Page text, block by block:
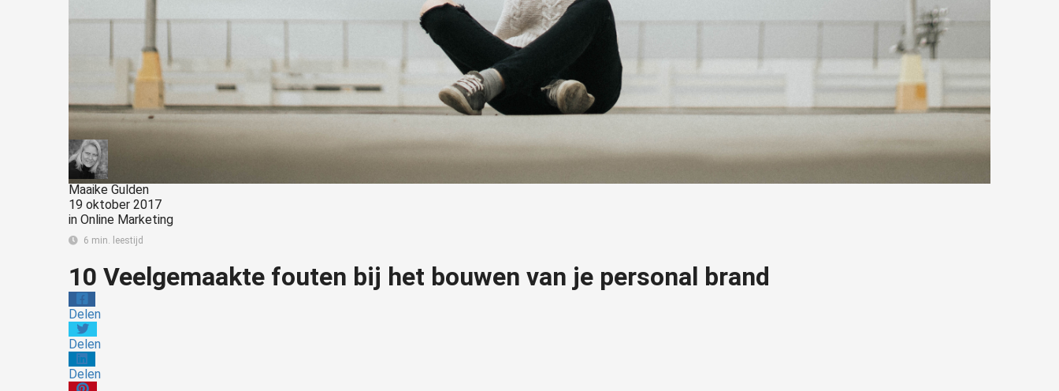
Maaike Gulden
19 oktober 2017
in Online Marketing
6 min. leestijd
10 Veelgemaakte fouten bij het bouwen van je personal brand
Delen
Delen
Delen